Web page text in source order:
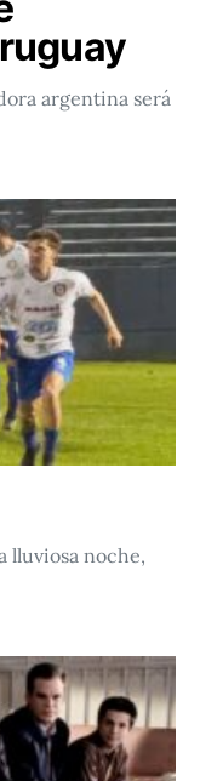
argentina será
lluviosa noche,